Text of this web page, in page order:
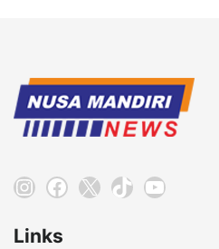
Instagram
Facebook
X TikTokYouTube
Links